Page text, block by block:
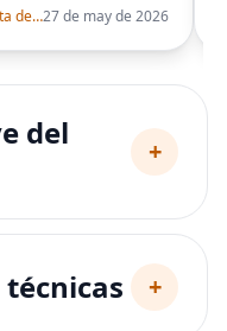
Ohuhu Marcadores de alcohol con punta de pincel – Juego de marcadores artísticos de doble punta con certificación AP para artistas adultos27 de may de 2026
del
+
técnicas +